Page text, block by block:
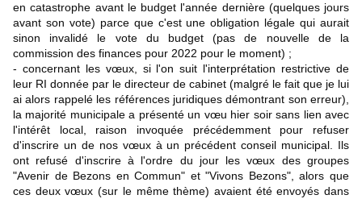
en catastrophe avant le budget l'année dernière (quelques jours
avant son vote) parce que c'est une obligation légale qui aurait
sinon invalidé le vote du budget (pas de nouvelle de la
commission des finances pour 2022 pour le moment) ;
- concernant les vœux, si l'on suit l'interprétation restrictive de
leur RI donnée par le directeur de cabinet (malgré le fait que je lui
ai alors rappelé les références juridiques démontrant son erreur),
la majorité municipale a présenté un vœu hier soir sans lien avec
l'intérêt local, raison invoquée précédemment pour refuser
d'inscrire un de nos vœux à un précédent conseil municipal. Ils
ont refusé d'inscrire à l'ordre du jour les vœux des groupes
"Avenir de Bezons en Commun" et "Vivons Bezons", alors que
ces deux vœux (sur le même thème) avaient été envoyés dans